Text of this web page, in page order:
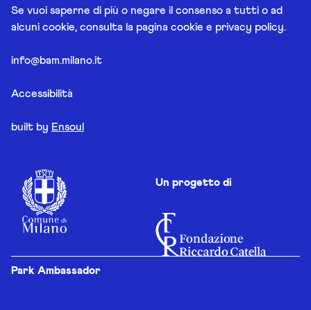
Se vuoi saperne di più o negare il consenso a tutti o ad
alcuni cookie, consulta la pagina cookie e privacy policy.
info@bam.milano.it
Accessibilità
built by Ensoul
Un progetto di
Park Ambassador